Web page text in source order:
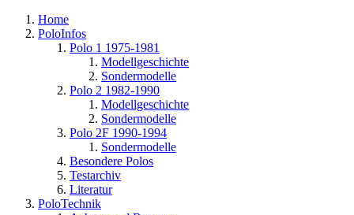
Home
PoloInfos
Polo 1 1975-1981
Modellgeschichte
Sondermodelle
Polo 2 1982-1990
Modellgeschichte
Sondermodelle
Polo 2F 1990-1994
Sondermodelle
Besondere Polos
Testarchiv
Literatur
PoloTechnik